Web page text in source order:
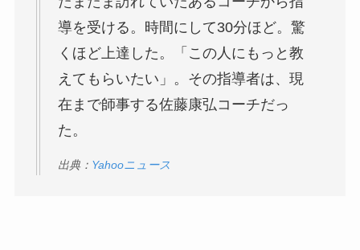
導を受ける。時間にして30分ほど。驚
くほど上達した。「この人にもっと教
えてもらいたい」。その指導者は、現
在まで師事する佐藤康弘コーチだっ
た。
出典： Yahooニュース